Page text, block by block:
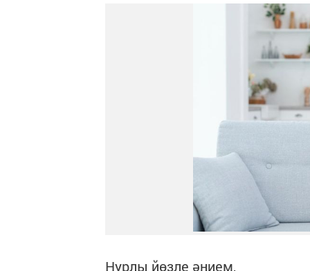
Нурлы йөзле әнием,